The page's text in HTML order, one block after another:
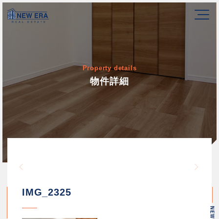
Property details
物件詳細
/home/newerakk/
IMG_2325